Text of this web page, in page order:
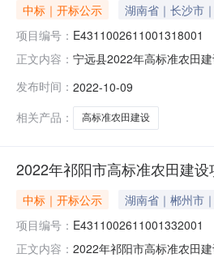
中标｜开标公示
湖南省｜长沙市
项目编号： E4311002611001318001
正文内容： 宁远县2022年高标准农田
万鑫建筑工程有限公司;项
发布时间： 2022-10-09
相关产品：
高标准农田建设
2022年祁阳市高标准农田建
中标｜开标公示
湖南省｜郴州市
项目编号： E4311002611001332001
正文内容： 2022年祁阳市高标准农田